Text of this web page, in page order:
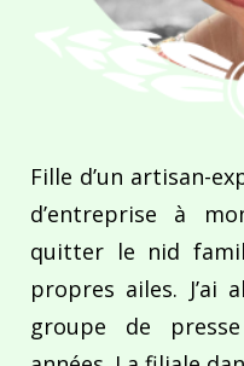
Fille d’un artisan-
d’entreprise à
quitter le nid
propres ailes. J’ai
groupe de